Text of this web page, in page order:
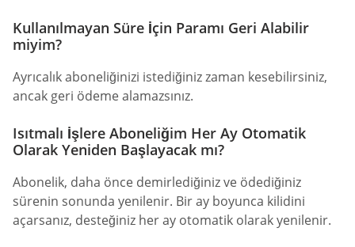
Kullanılmayan Süre İçin Paramı Geri Alabilir
miyim?
Ayrıcalık aboneliğinizi istediğiniz zaman kesebilirsiniz,
ancak geri ödeme alamazsınız.
Isıtmalı İşlere Aboneliğim Her Ay Otomatik
Olarak Yeniden Başlayacak mı?
Abonelik, daha önce demirlediğiniz ve ödediğiniz
sürenin sonunda yenilenir. Bir ay boyunca kilidini
açarsanız, desteğiniz her ay otomatik olarak yenilenir.